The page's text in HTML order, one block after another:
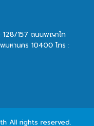
128/157 ถนนพญาไท
มหานคร 10400 โทร :
All rights reserved.